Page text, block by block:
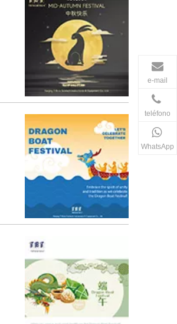
e-mail
teléfono
WhatsApp